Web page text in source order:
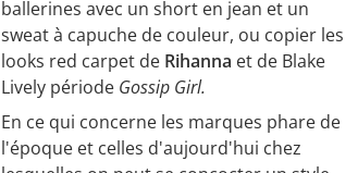
ballerines avec un short en jean et un
sweat à capuche de couleur, ou copier les
looks red carpet de Rihanna et de Blake
Lively période Gossip Girl.
En ce qui concerne les marques phare de
l'époque et celles d'aujourd'hui chez